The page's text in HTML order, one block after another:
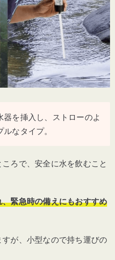
を挿入し、ストローのよ
なタイプ。
ろで、安全に水を飲むこと
緊急時の備えにもおすすめ
が、小型なので持ち運びの